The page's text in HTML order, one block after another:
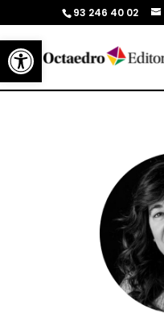
Abrir barra de herramientas
93 246 40 02